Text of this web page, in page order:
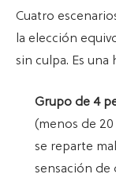
Cuatro
la elección
sin culpa. Es
Grupo de 4
(menos de
se reparte
sensación de